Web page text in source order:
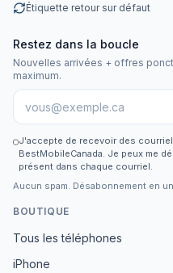
Étiquette retour sur défaut
Restez dans la boucle
Nouvelles arrivées + offres
maximum.
J'accepte de recevoir des
BestMobileCanada. Je peux me
présent dans chaque courriel.
Aucun spam. Désabonnement en
BOUTIQUE
Tous les téléphones
iPhone